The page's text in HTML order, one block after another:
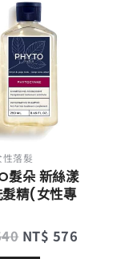
性落髮
髮朵 新絲漾
髮精(女性專
始
價
格：
NT$ 640。
NT$ 576